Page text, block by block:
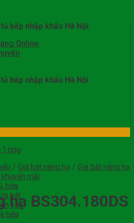
bếp nhập khẩu Hà Nội
Online
bếp nhập khẩu Hà Nội
mãi
bếp
bát
kết
bếp
/ Giá bát nâng hạ / Giá bát nâng hạ
hạ BS304.180DS